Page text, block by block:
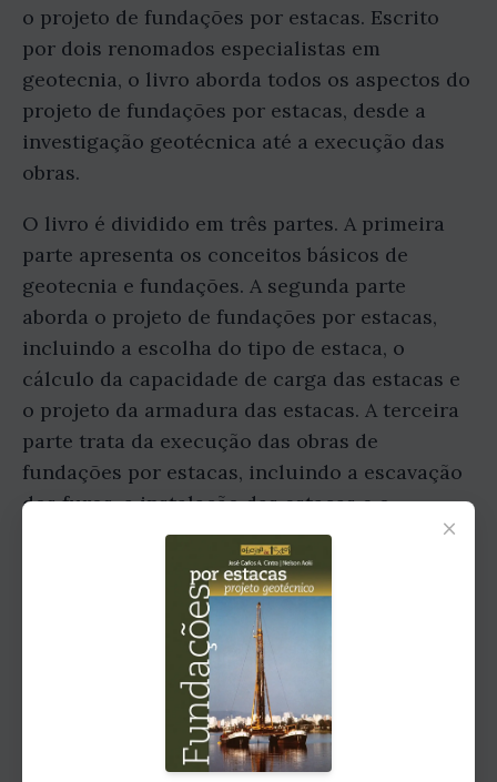
o projeto de fundações por estacas. Escrito
por dois renomados especialistas em
geotecnia, o livro aborda todos os aspectos do
projeto de fundações por estacas, desde a
investigação geotécnica até a execução das
obras.
O livro é dividido em três partes. A primeira
parte apresenta os conceitos básicos de
geotecnia e fundações. A segunda parte
aborda o projeto de fundações por estacas,
incluindo a escolha do tipo de estaca, o
cálculo da capacidade de carga das estacas e
o projeto da armadura das estacas. A terceira
parte trata da execução das obras de
fundações por estacas, incluindo a escavação
dos furos, a instalação das estacas e o
controle de qualidade das obras.
×